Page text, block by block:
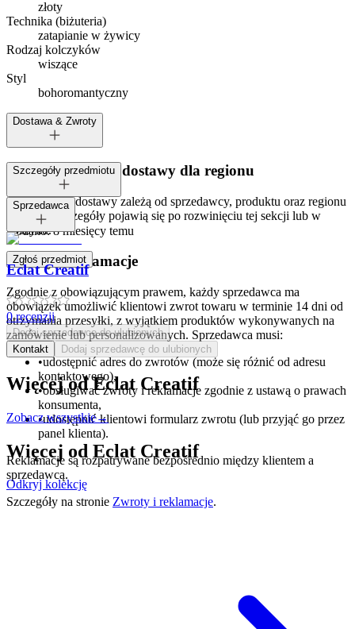
złoty
Technika (biżuteria)
zatapianie w żywicy
Rodzaj kolczyków
wiszące
Styl
bohoromantyczny
Dostawa & Zwroty
Dostępne metody dostawy dla regionu
Opcje i koszt dostawy zależą od sprzedawcy, produktu oraz regionu
dostawy. Szczegóły pojawią się po rozwinięciu tej sekcji lub w
koszyku.
Zwroty i reklamacje
Zgodnie z obowiązującym prawem, każdy sprzedawca ma
obowiązek umożliwić klientowi zwrot towaru w terminie 14 dni od
otrzymania przesyłki, z wyjątkiem produktów wykonywanych na
zamówienie lub personalizowanych. Sprzedawca musi:
•udostępnić adres do zwrotów (może się różnić od adresu
kontaktowego),
•obsługiwać zwroty i reklamacje zgodnie z ustawą o prawach
konsumenta,
•udostępnić klientowi formularz zwrotu (lub przyjąć go przez
panel klienta).
Reklamacje są rozpatrywane bezpośrednio między klientem a
sprzedawcą.
Szczegóły na stronie Zwroty i reklamacje.
Szczegóły przedmiotu
Tagi:
Dodano:8 miesięcy temu
Zgłoś przedmiot
Sprzedawca
Eclat Creatif
0recenzji
Dodaj sprzedawcę do ulubionych
Kontakt
Dodaj sprzedawcę do ulubionych
Więcej odEclat Creatif
Zobacz wszystkie→
Więcej od Eclat Creatif
Odkryj kolekcję